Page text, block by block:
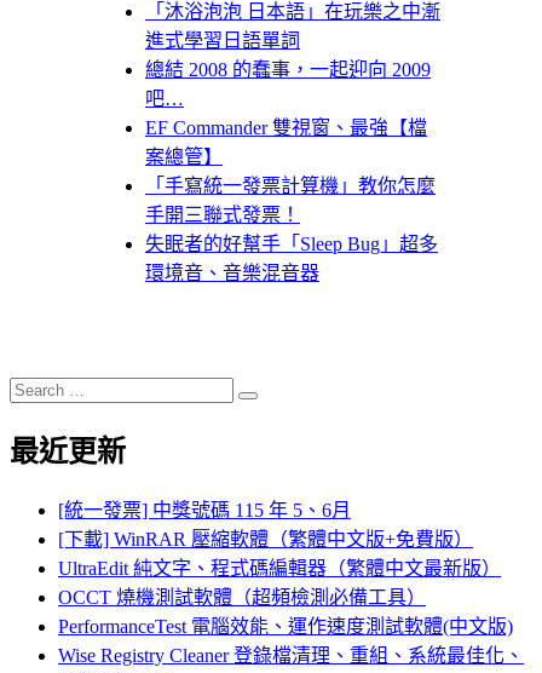
「沐浴泡泡 日本語」在玩樂之中漸
進式學習日語單詞
總結 2008 的蠢事，一起迎向 2009
吧…
EF Commander 雙視窗、最強【檔
案總管】
「手寫統一發票計算機」教你怎麼
手開三聯式發票！
失眠者的好幫手「Sleep Bug」超多
環境音、音樂混音器
Search
for:
Search
最近更新
[統一發票] 中獎號碼 115 年 5、6月
[下載] WinRAR 壓縮軟體（繁體中文版+免費版）
UltraEdit 純文字、程式碼編輯器（繁體中文最新版）
OCCT 燒機測試軟體（超頻檢測必備工具）
PerformanceTest 電腦效能、運作速度測試軟體(中文版)
Wise Registry Cleaner 登錄檔清理、重組、系統最佳化、